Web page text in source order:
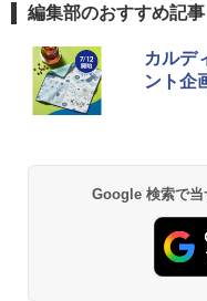
編集部のおすすめ記事
カルデ
ント企
Google 検索で当